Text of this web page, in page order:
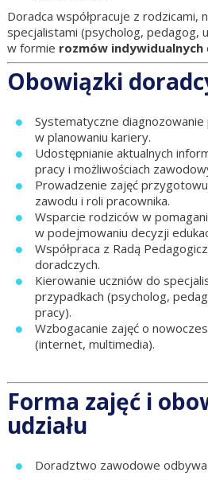
Doradca współpracuje z rodzicami,
specjalistami (psycholog, pedagog,
w formie rozmów indywidualnych
Obowiązki
Systematyczne
w planowaniu kariery.
Udostępnianie aktualnych
pracy i możliwościach
Prowadzenie zajęć
zawodu i roli pracownika.
Wsparcie rodziców w
w podejmowaniu decyzji
Współpraca z Radą
doradczych.
Kierowanie uczniów do
przypadkach (psycholog,
pracy).
Wzbogacanie zajęć o
(internet, multimedia).
Forma zajęć i
udziału
Doradztwo zawodowe odbywa